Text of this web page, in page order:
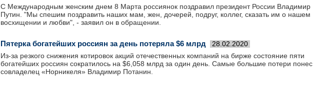
С Международным женским днем 8 Марта россиянок поздравил президент России Владимир
Путин. "Мы спешим поздравить наших мам, жен, дочерей, подруг, коллег, сказать им о нашем
восхищении и любви", - заявил он в обращении.
Пятерка богатейших россиян за день потеряла $6 млрд 28.02.2020
Из-за резкого снижения котировок акций отечественных компаний на бирже состояние пяти
богатейших россиян сократилось на $6,058 млрд за один день. Самые большие потери понес
совладелец «Норникеля» Владимир Потанин.